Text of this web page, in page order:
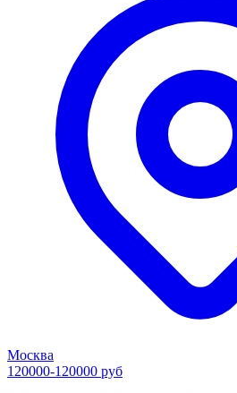
Москва
120000-120000 руб